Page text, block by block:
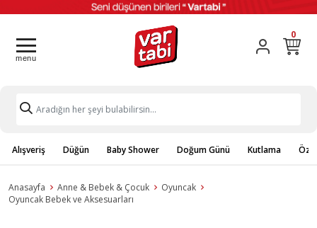
0
Alışveriş Düğün Baby Shower Doğum Günü Kutlama
Anasayfa Anne & Bebek & Çocuk
Oyuncak
Oyuncak Bebek ve Aksesuarları